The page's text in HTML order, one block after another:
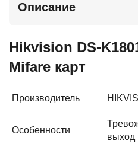
Описание
Hikvision DS-
Mifare карт
Производитель
Особенности
выход